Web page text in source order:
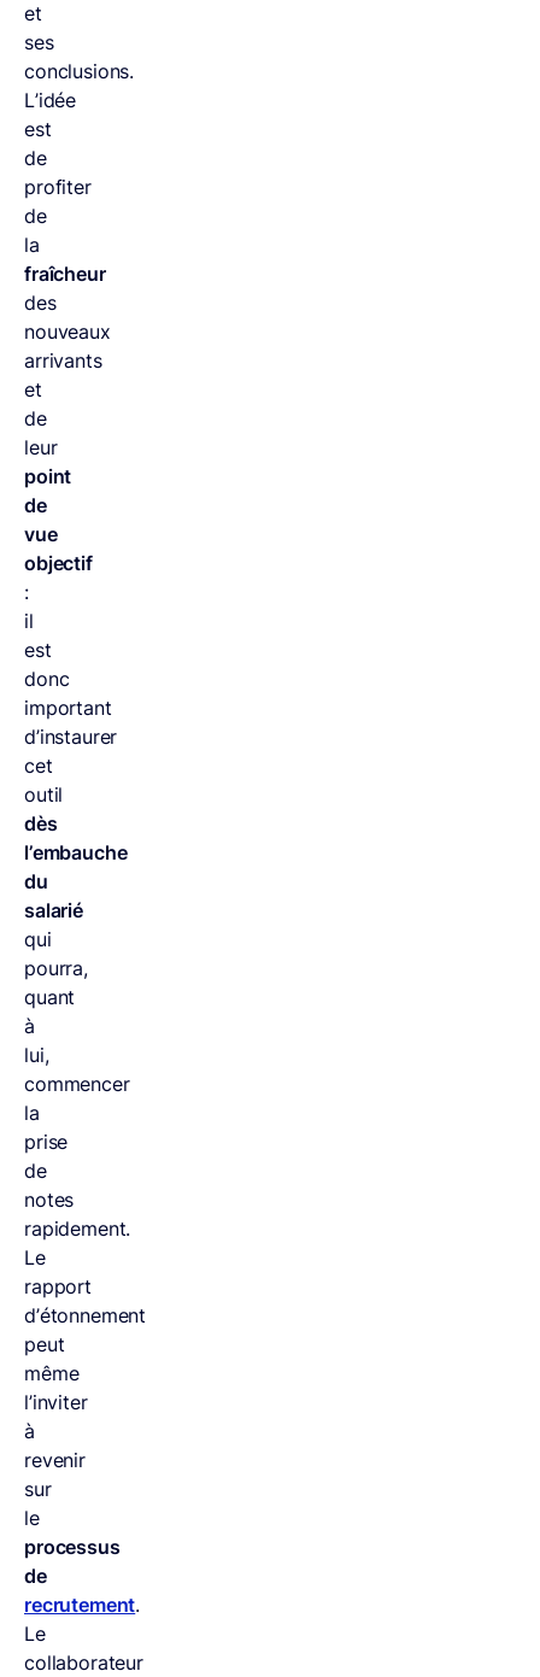
et
ses
conclusions.
L’idée
est
de
profiter
de
la
fraîcheur
des
nouveaux
arrivants
et
de
leur
point
de
vue
objectif
:
il
est
donc
important
d’instaurer
cet
outil
dès
l’embauche
du
salarié
qui
pourra,
quant
à
lui,
commencer
la
prise
de
notes
rapidement.
Le
rapport
d’étonnement
peut
même
l’inviter
à
revenir
sur
le
processus
de
recrutement.
Le
collaborateur